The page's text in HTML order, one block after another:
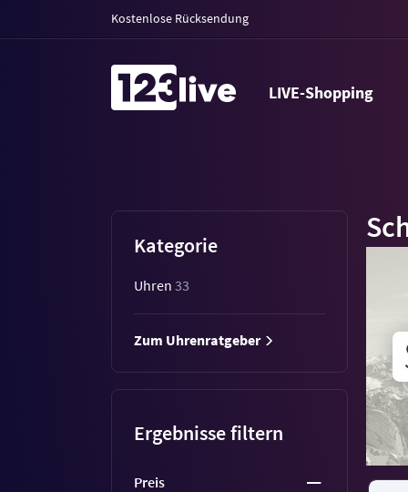
Kostenlose Rücksendung
LIVE-Shopping
Kategorie
Uhren 33
Zum Uhrenratgeber
Ergebnisse filtern
Preis